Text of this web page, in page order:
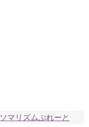
ソマリズムぷれーと